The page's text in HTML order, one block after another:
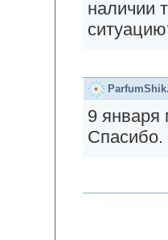
наличии
9 января
Спасибо.